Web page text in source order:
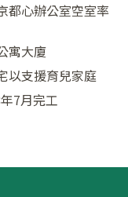
都心辦公室空室率
寓大廈
以支援育兒家庭
7月完工